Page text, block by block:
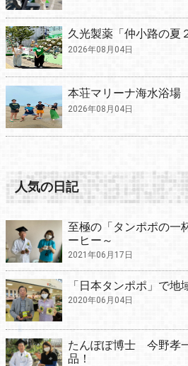
久光製薬「仲小路の夏
2026年08月04日
本荘マリーナ海水浴場
2026年08月04日
人気の日記
至極の「タンポポの一
ーヒー～
2021年06月17日
「日本タンポポ」で地
2020年06月04日
たんぽぽ博士 今野孝
品！